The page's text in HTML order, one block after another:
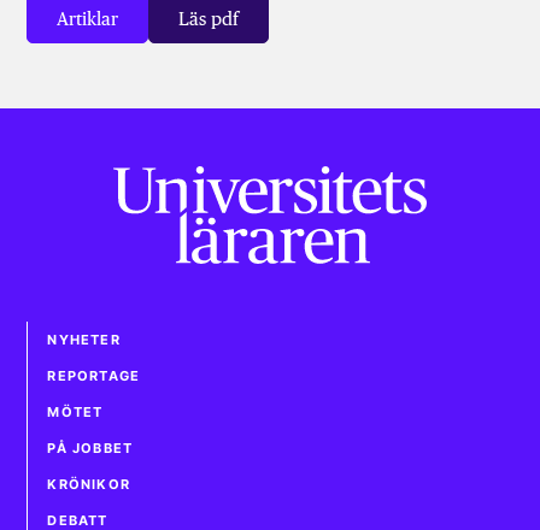
Artiklar Läs pdf
NYHETER
REPORTAGE
MÖTET
PÅ JOBBET
KRÖNIKOR
DEBATT